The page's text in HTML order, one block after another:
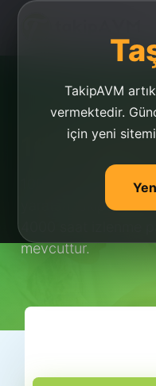
TakipAVM
vermektedir.
için yeni
1000
1000 abone 4000
yaratan takipavm
mevcuttur.